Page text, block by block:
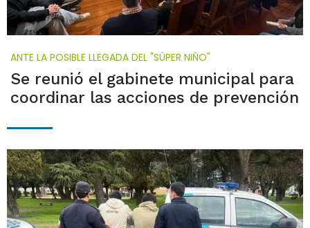
ANTE LA POSIBLE LLEGADA DEL "SÚPER NIÑO"
Se reunió el gabinete municipal para
coordinar las acciones de prevención